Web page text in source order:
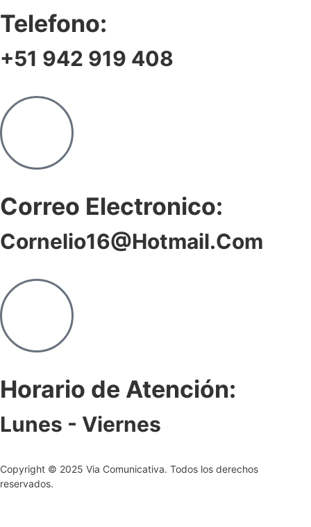
Telefono:
+51 942 919 408
Correo Electronico:
Cornelio16@hotmail.com
Horario de Atención:
Lunes - Viernes
Copyright © 2025 Via Comunicativa. Todos los derechos
reservados.